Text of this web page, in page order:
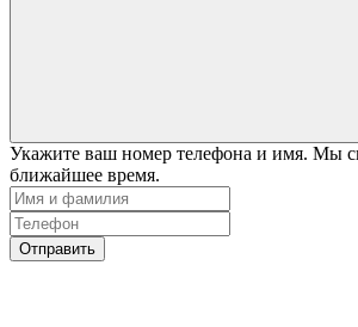
Укажите ваш номер телефона и имя. Мы
ближайшее время.
Отправить